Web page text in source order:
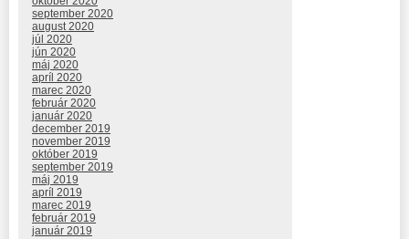
september 2020
august 2020
júl 2020
jún 2020
máj 2020
apríl 2020
marec 2020
február 2020
január 2020
december 2019
november 2019
október 2019
september 2019
máj 2019
apríl 2019
marec 2019
február 2019
január 2019